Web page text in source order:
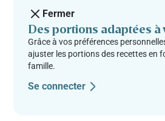
Fermer
Des portions adaptées à
Grâce à vos préférences
ajuster les portions des recettes en
famille.
Se connecter